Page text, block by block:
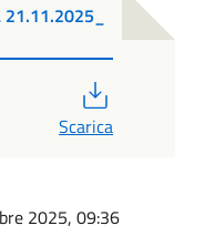
Scarica
2025, 09:36